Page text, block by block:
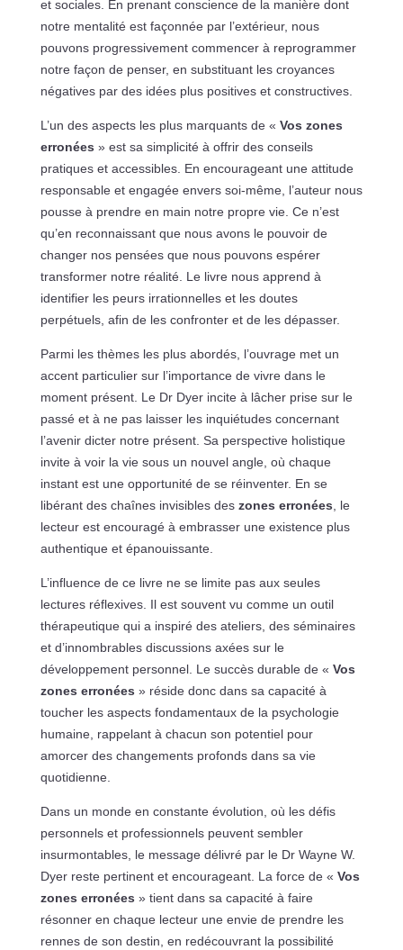
et sociales. En prenant conscience de la manière dont
notre mentalité est façonnée par l’extérieur, nous
pouvons progressivement commencer à reprogrammer
notre façon de penser, en substituant les croyances
négatives par des idées plus positives et constructives.
L’un des aspects les plus marquants de « Vos zones
erronées » est sa simplicité à offrir des conseils
pratiques et accessibles. En encourageant une attitude
responsable et engagée envers soi-même, l’auteur nous
pousse à prendre en main notre propre vie. Ce n’est
qu’en reconnaissant que nous avons le pouvoir de
changer nos pensées que nous pouvons espérer
transformer notre réalité. Le livre nous apprend à
identifier les peurs irrationnelles et les doutes
perpétuels, afin de les confronter et de les dépasser.
Parmi les thèmes les plus abordés, l’ouvrage met un
accent particulier sur l’importance de vivre dans le
moment présent. Le Dr Dyer incite à lâcher prise sur le
passé et à ne pas laisser les inquiétudes concernant
l’avenir dicter notre présent. Sa perspective holistique
invite à voir la vie sous un nouvel angle, où chaque
instant est une opportunité de se réinventer. En se
libérant des chaînes invisibles des zones erronées , le
lecteur est encouragé à embrasser une existence plus
authentique et épanouissante.
L’influence de ce livre ne se limite pas aux seules
lectures réflexives. Il est souvent vu comme un outil
thérapeutique qui a inspiré des ateliers, des séminaires
et d’innombrables discussions axées sur le
développement personnel. Le succès durable de « Vos
zones erronées » réside donc dans sa capacité à
toucher les aspects fondamentaux de la psychologie
humaine, rappelant à chacun son potentiel pour
amorcer des changements profonds dans sa vie
quotidienne.
Dans un monde en constante évolution, où les défis
personnels et professionnels peuvent sembler
insurmontables, le message délivré par le Dr Wayne W.
Dyer reste pertinent et encourageant. La force de « Vos
zones erronées » tient dans sa capacité à faire
résonner en chaque lecteur une envie de prendre les
rennes de son destin, en redécouvrant la possibilité